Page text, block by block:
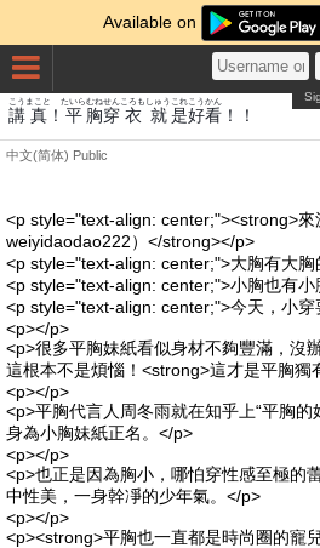
Available on
講
こう
真
まこと
！ 平
たいら
胸
むね
穿
せん
衣
ころも
就
しゅう
是
これ
好
こう
看
かん
！！
中文(简体) Public
<p style="text-align: center;"><strong>來
weiyidaodao222）</strong></p>
<p style="text-align: center;">大胸有大
<p style="text-align: center;">小胸也有
<p style="text-align: center;">今天，小
<p></p>
<p>很多平胸妹紙看似身材不夠豐滿，沒
這根本不是煩惱！<strong>這才是平胸獨
<p></p>
<p>平胸代言人周冬雨就在知乎上“平胸的
身為小胸妹紙正名。</p>
<p></p>
<p>也正是因為胸小，哪怕穿性感至極的
中性美，一身幹凈的少年氣。</p>
<p></p>
<p><strong>平胸也一直都是時尚圈的寵